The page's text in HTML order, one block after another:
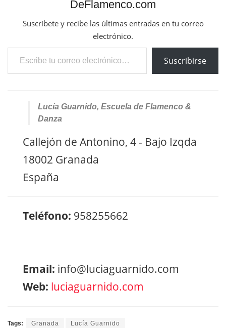
DeFlamenco.com
Suscríbete y recibe las últimas entradas en tu correo
electrónico.
Escribe tu correo electrónico…
Suscribirse
Lucía Guarnido, Escuela de Flamenco &
Danza
Callejón de Antonino, 4 - Bajo Izqda
18002 Granada
España
Teléfono: 958255662
Email: info@luciaguarnido.com
Web: luciaguarnido.com
Tags: Granada Lucía Guarnido